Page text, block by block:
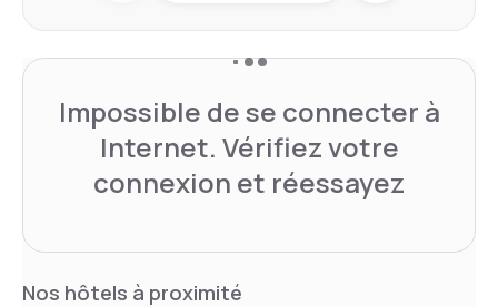
Impossible de se connecter à
Internet. Vérifiez votre
connexion et réessayez
Nos hôtels à proximité